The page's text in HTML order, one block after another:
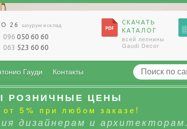
26 шоурум и склад
096 050 60 60
063 523 60 60
СКАЧАТЬ
КАТАЛОГ
всей лепнины
Gaudi Decor
Гауди Контакты
РОЗНИЧНЫЕ ЦЕНЫ
5% при любом заказе!
дизайнерам и архитекторам.